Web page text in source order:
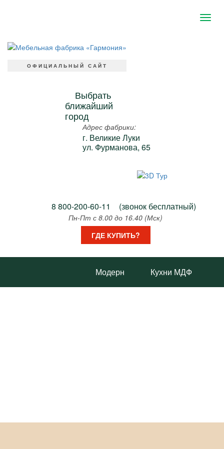
ОФИЦИАЛЬНЫЙ САЙТ
Выбрать
ближайший
город
Адрес фабрики:
г. Великие Луки
ул. Фурманова, 65
8 800-200-60-11 (звонок бесплатный)
Пн-Пт с 8.00 до 16.40 (Мск)
ГДЕ КУПИТЬ?
Модерн Кухни МДФ
Лофт Хай-Тек